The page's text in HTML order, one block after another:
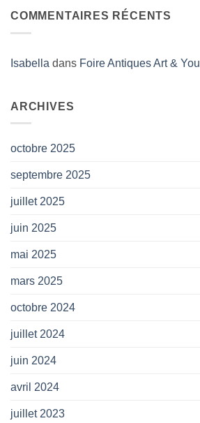
COMMENTAIRES RÉCENTS
Isabella dans Foire Antiques Art & You
ARCHIVES
octobre 2025
septembre 2025
juillet 2025
juin 2025
mai 2025
mars 2025
octobre 2024
juillet 2024
juin 2024
avril 2024
juillet 2023